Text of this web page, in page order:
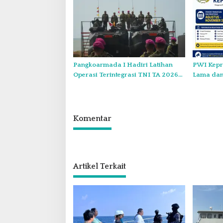
Pangkoarmada I Hadiri Latihan
Operasi Terintegrasi TNI TA 2026
PWI
Lama
Komentar
Artikel Terkait